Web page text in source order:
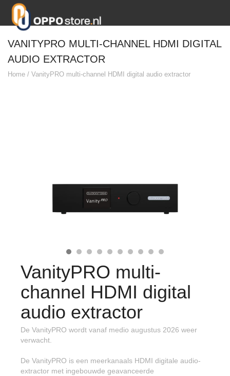
VANITYPRO MULTI-CHANNEL HDMI DIGITAL
AUDIO EXTRACTOR
Home / VanityPRO multi-channel HDMI digital audio extractor
VanityPRO multi-
channel HDMI digital
audio extractor
De VanityPRO wordt vanaf medio augustus 2026 weer
verwacht.
De VanityPRO is een meerkanaals HDMI digitale audio-
extractor met ingebouwde geavanceerde